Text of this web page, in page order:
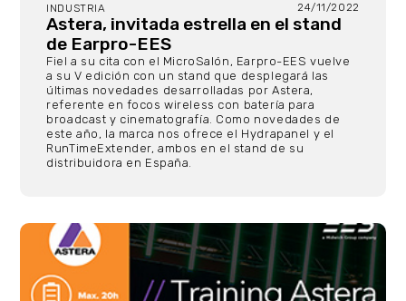
INDUSTRIA 24/11/2022
Astera, invitada estrella en el stand
de Earpro-EES
Fiel a su cita con el MicroSalón, Earpro-EES vuelve
a su V edición con un stand que desplegará las
últimas novedades desarrolladas por Astera,
referente en focos wireless con batería para
broadcast y cinematografía. Como novedades de
este año, la marca nos ofrece el Hydrapanel y el
RunTimeExtender, ambos en el stand de su
distribuidora en España.